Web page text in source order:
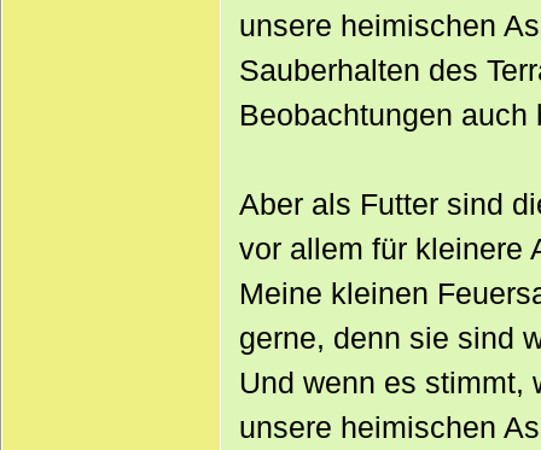
unsere heimischen
Sauberhalten des
Beobachtungen auch
Aber als Futter sind
vor allem für kleinere
Meine kleinen
gerne, denn sie sind
Und wenn es stimmt,
unsere heimischen